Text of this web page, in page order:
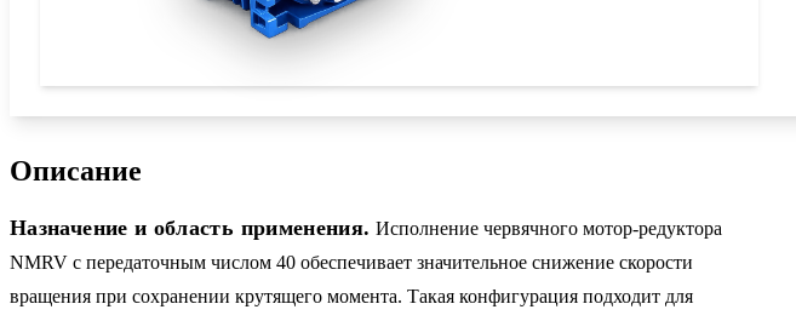
Описание
Назначение и область применения. Исполнение червячного мотор-редуктора
NMRV с передаточным числом 40 обеспечивает значительное снижение скорости
вращения при сохранении крутящего момента. Такая конфигурация подходит для